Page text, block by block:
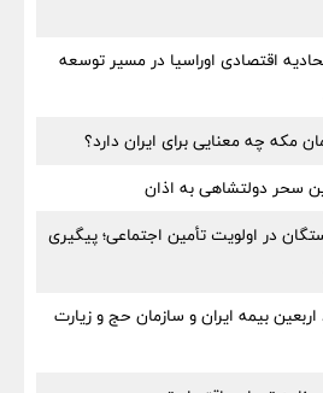
اقتصادی اوراسیا در مسیر توسعه
مکه چه معنایی برای ایران دارد؟
سحر دولتشاهی به اذان
در اولویت تأمین اجتماعی؛ پیگیری
بیمه ایران و سازمان حج و زیارت